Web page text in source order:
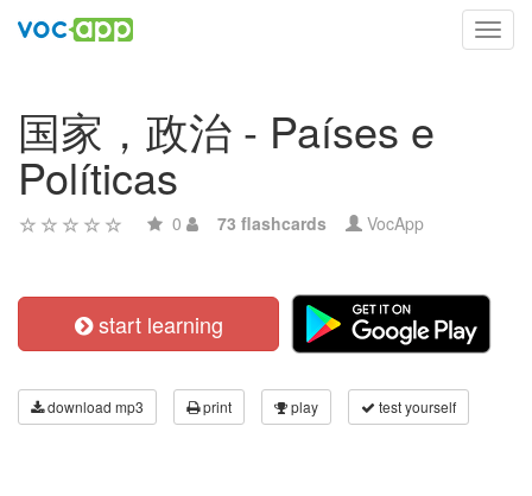
国家，政治 - Países e
Políticas
0 73 flashcards VocApp
start learning
download mp3 print play test yourself